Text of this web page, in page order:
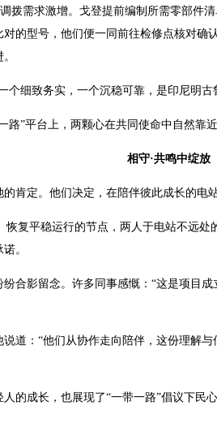
拨需求激增。戈登提前编制所需零部件
的型号，他们便一同前往检修点核对
个细致务实，一个沉稳可靠，是印尼明
”平台上，两颗心在共同使命中自然靠近
相守·共鸣中绽放
肯定。他们决定，在陪伴彼此成长的电
复平稳运行的节点，两人于电站不远
。
合影留念。许多同事感慨：“这是项目
道：“他们从协作走向陪伴，这份理解
的成长，也展现了“一带一路”倡议下